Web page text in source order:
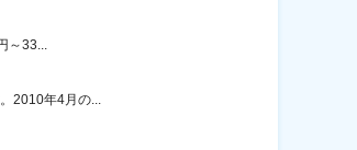
～33...
2010年4月の...